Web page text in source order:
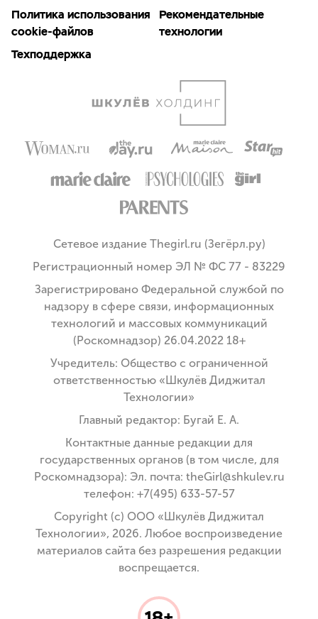
Политика использования
cookie-файлов
Рекомендательные
технологии
Техподдержка
Сетевое издание Thegirl.ru (Зегёрл.ру)
Регистрационный номер ЭЛ № ФС 77 - 83229
Зарегистрировано Федеральной службой по
надзору в сфере связи, информационных
технологий и массовых коммуникаций
(Роскомнадзор) 26.04.2022 18+
Учредитель: Общество с ограниченной
ответственностью «Шкулёв Диджитал
Технологии»
Главный редактор: Бугай Е. А.
Контактные данные редакции для
государственных органов (в том числе, для
Роскомнадзора): Эл. почта: theGirl@shkulev.ru
телефон: +7(495) 633-57-57
Copyright (с) ООО «Шкулёв Диджитал
Технологии», 2026. Любое воспроизведение
материалов сайта без разрешения редакции
воспрещается.